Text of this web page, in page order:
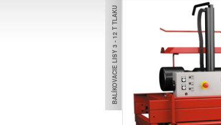
BALÍKOVACIE LISY 3 - 12 T TLAKU